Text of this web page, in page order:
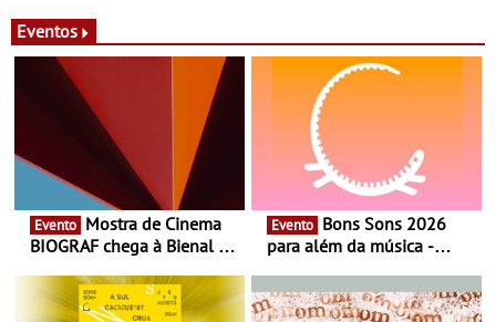
Eventos
Evento
BIOGRAF chega à Bienal de
Documentário, ensaio
fílmico e práticas artísticas
Evento
para além da música -
percursos, oficinas,
atividades para toda a